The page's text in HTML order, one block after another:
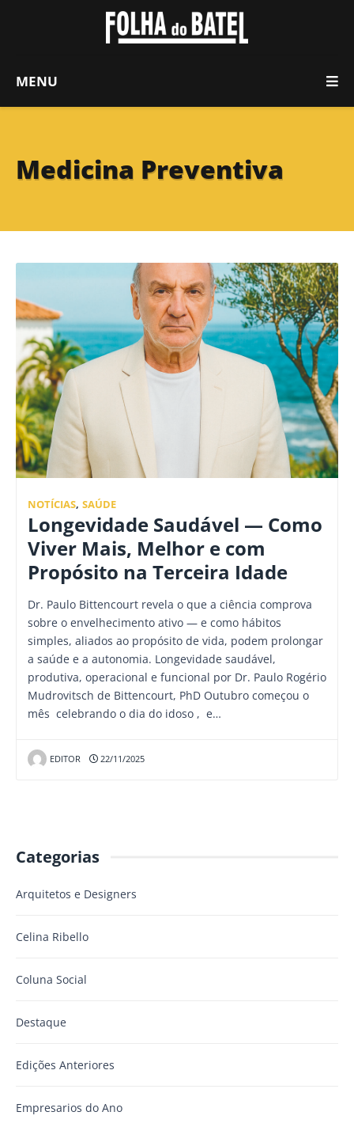
MENU
Medicina Preventiva
NOTÍCIAS, SAÚDE
Longevidade Saudável — Como
Viver Mais, Melhor e com
Propósito na Terceira Idade
Dr. Paulo Bittencourt revela o que a ciência comprova
sobre o envelhecimento ativo — e como hábitos
simples, aliados ao propósito de vida, podem prolongar
a saúde e a autonomia. Longevidade saudável,
produtiva, operacional e funcional por Dr. Paulo Rogério
Mudrovitsch de Bittencourt, PhD Outubro começou o
mês celebrando o dia do idoso , e…
EDITOR 22/11/2025
Categorias
Arquitetos e Designers
Celina Ribello
Coluna Social
Destaque
Edições Anteriores
Empresarios do Ano